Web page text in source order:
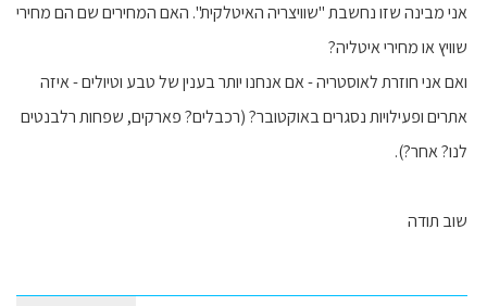
אני מבינה שזו נחשבת "שוויצריה האיטלקית". האם המחירים שם הם מחירי
שוויץ או מחירי איטליה?
ואם אני חוזרת לאוסטריה - אם אנחנו יותר בענין של טבע וטיולים - איזה
אתרים ופעילויות נסגרים באוקטובר? (רכבלים? פארקים, שפחות רלבנטים
לנו? אחר?).
שוב תודה